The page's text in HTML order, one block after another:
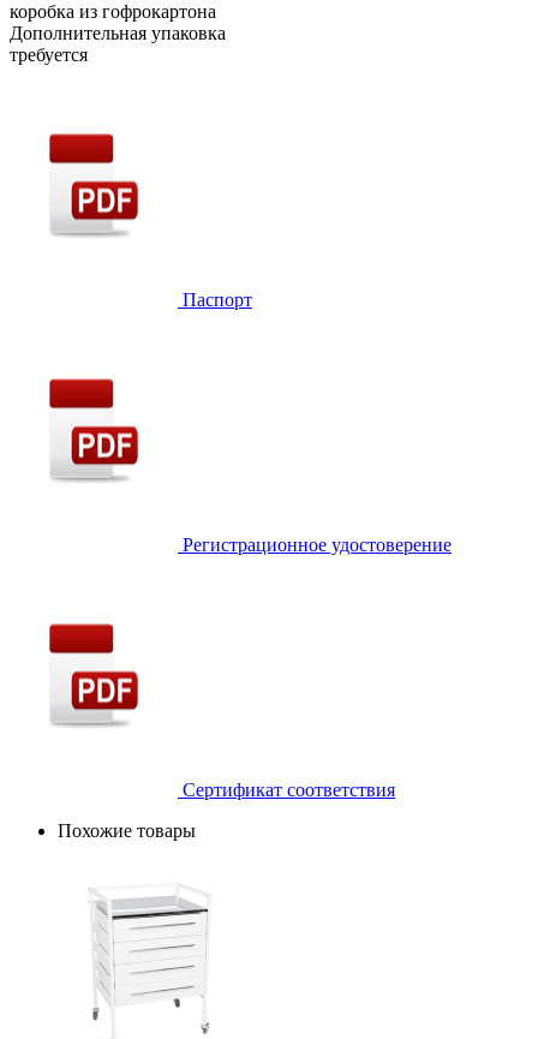
коробка из гофрокартона
Дополнительная упаковка
требуется
Паспорт
Регистрационное удостоверение
Сертификат соответствия
Похожие товары